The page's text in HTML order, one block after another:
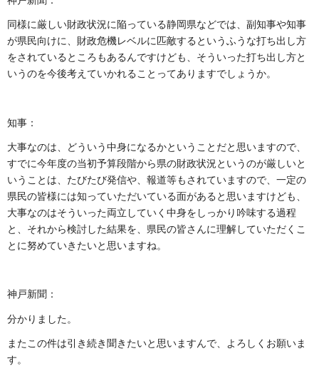
同様に厳しい財政状況に陥っている静岡県などでは、副知事や知事
が県民向けに、財政危機レベルに匹敵するというふうな打ち出し方
をされているところもあるんですけども、そういった打ち出し方と
いうのを今後考えていかれることってありますでしょうか。
知事：
大事なのは、どういう中身になるかということだと思いますので、
すでに今年度の当初予算段階から県の財政状況というのが厳しいと
いうことは、たびたび発信や、報道等もされていますので、一定の
県民の皆様には知っていただいている面があると思いますけども、
大事なのはそういった両立していく中身をしっかり吟味する過程
と、それから検討した結果を、県民の皆さんに理解していただくこ
とに努めていきたいと思いますね。
神戸新聞：
分かりました。
またこの件は引き続き聞きたいと思いますんで、よろしくお願いま
す。